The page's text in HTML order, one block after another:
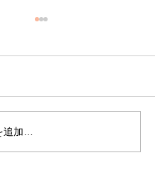
ーがスタートし
追加…